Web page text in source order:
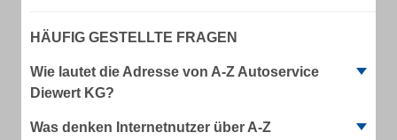
HÄUFIG GESTELLTE FRAGEN
Wie lautet die Adresse von A-Z Autoservice
Diewert KG?
Was denken Internetnutzer über A-Z